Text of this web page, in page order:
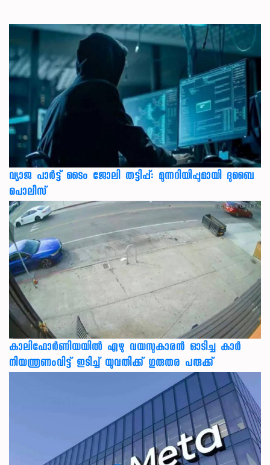
വ്യാജ പാർട്ട് ടൈം ജോലി തട്ടിപ്പ്: മുന്നറിയിപ്പുമായി ദുബൈ
പൊലീസ്
കാലിഫോര്‍ണിയയില്‍ ഏഴു വയസുകാരന്‍ ഓടിച്ച കാര്‍
നിയന്ത്രണംവിട്ട് ഇടിച്ച് യുവതിക്ക് ഗുരുതര പരുക്ക്